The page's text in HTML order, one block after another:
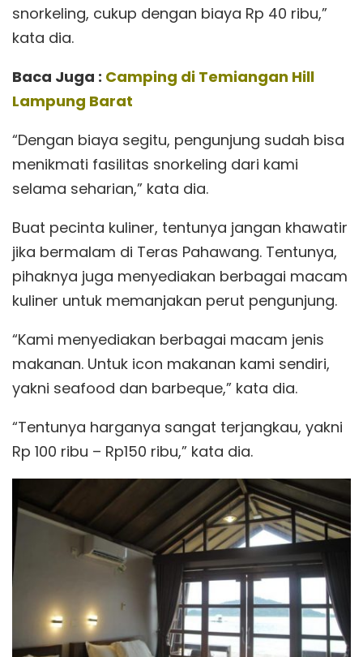
snorkeling, cukup dengan biaya Rp 40 ribu,”
kata dia.
Baca Juga : Camping di Temiangan Hill
Lampung Barat
“Dengan biaya segitu, pengunjung sudah bisa
menikmati fasilitas snorkeling dari kami
selama seharian,” kata dia.
Buat pecinta kuliner, tentunya jangan khawatir
jika bermalam di Teras Pahawang. Tentunya,
pihaknya juga menyediakan berbagai macam
kuliner untuk memanjakan perut pengunjung.
“Kami menyediakan berbagai macam jenis
makanan. Untuk icon makanan kami sendiri,
yakni seafood dan barbeque,” kata dia.
“Tentunya harganya sangat terjangkau, yakni
Rp 100 ribu – Rp150 ribu,” kata dia.